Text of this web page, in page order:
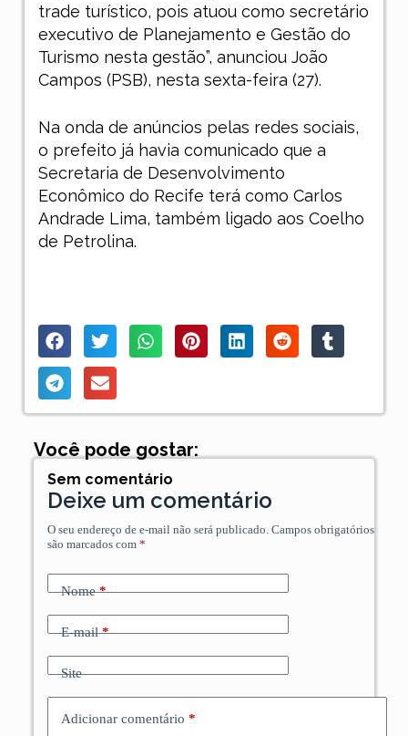
trade turístico, pois atuou como secretário
executivo de Planejamento e Gestão do
Turismo nesta gestão”, anunciou João
Campos (PSB), nesta sexta-feira (27).
Na onda de anúncios pelas redes sociais,
o prefeito já havia comunicado que a
Secretaria de Desenvolvimento
Econômico do Recife terá como Carlos
Andrade Lima, também ligado aos Coelho
de Petrolina.
Você pode gostar:
Sem comentário
Deixe um comentário
O seu endereço de e-mail não será publicado. Campos obrigatórios
são marcados com *
Nome*
E-mail*
Site
Adicionar comentário *